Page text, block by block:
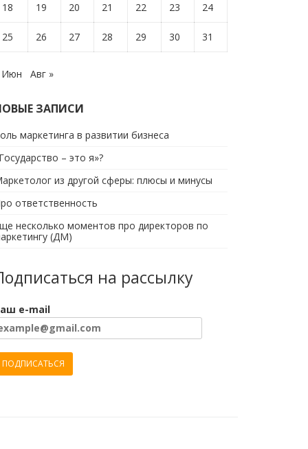
18 19 20 21 22 23 24
25 26 27 28 29 30 31
Июн Авг »
ЗАПИСИ
маркетинга в развитии бизнеса
– это я»?
из другой сферы: плюсы и минусы
ответственность
несколько моментов про директоров по
(ДМ)
на рассылку
e-mail